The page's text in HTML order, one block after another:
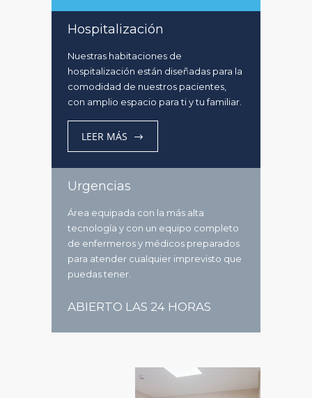
Hospitalización
Nuestras habitaciones de
hospitalización están diseñadas para la
comodidad de nuestros pacientes,
con amplio espacio para ti y tu familiar.
LEER MÁS
Urgencias
Área equipada con la más alta
tecnología y con un equipo completo
de enfermeros y médicos preparados
para atender cualquier imprevisto que
puedas tener.
ABIERTO LAS 24 HORAS